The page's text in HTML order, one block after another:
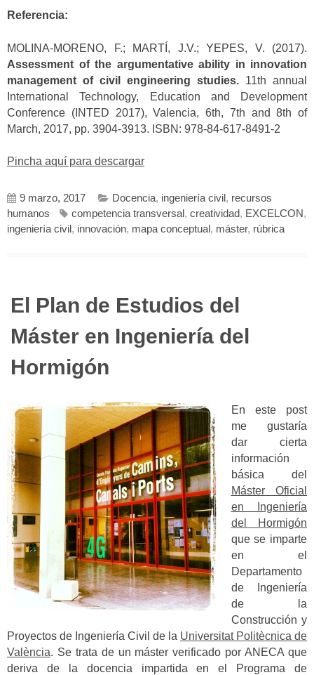
Referencia:
MOLINA-MORENO, F.; MARTÍ, J.V.; YEPES, V. (2017).
Assessment of the argumentative ability in innovation
management of civil engineering studies. 11th annual
International Technology, Education and Development
Conference (INTED 2017), Valencia, 6th, 7th and 8th of
March, 2017, pp. 3904-3913. ISBN: 978-84-617-8491-2
Pincha aquí para descargar
9 marzo, 2017 Docencia, ingeniería civil , recursos
humanos
competencia transversal, creatividad, EXCELCON,
ingeniería civil , innovación, mapa conceptual, máster, rúbrica
El Plan de Estudios del
Máster en Ingeniería del
Hormigón
En este post
me gustaría
dar cierta
información
básica del
Máster Oficial
en Ingeniería
del Hormigón
que se imparte
en el
Departamento
de Ingeniería
de la
Construcción y
Proyectos de Ingeniería Civil de la Universitat Politècnica de
València. Se trata de un máster verificado por ANECA que
deriva de la docencia impartida en el Programa de